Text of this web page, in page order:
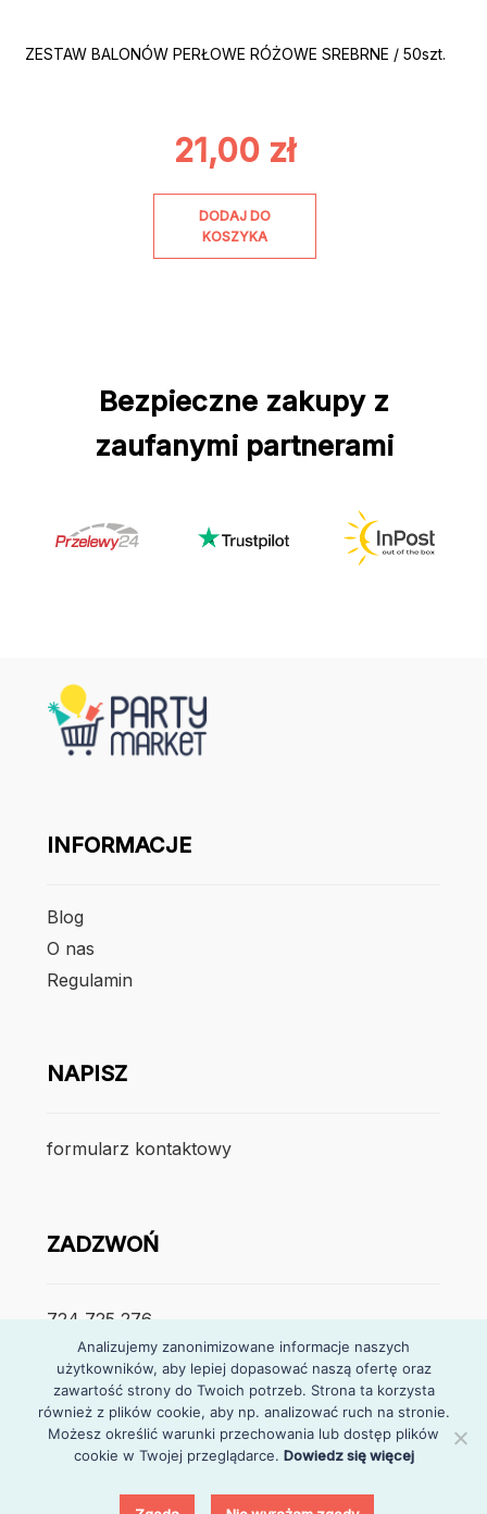
ZESTAW BALONÓW PERŁOWE RÓŻOWE SREBRNE / 50szt.
21,00 zł
DODAJ DO
KOSZYKA
Bezpieczne zakupy z
zaufanymi partnerami
INFORMACJE
Blog
O nas
Regulamin
NAPISZ
formularz kontaktowy
ZADZWOŃ
724 725 276
poniedzialek – piątek
7:30 – 15:30
Analizujemy zanonimizowane informacje naszych
użytkowników, aby lepiej dopasować naszą ofertę oraz
zawartość strony do Twoich potrzeb. Strona ta korzysta
również z plików cookie, aby np. analizować ruch na stronie.
Możesz określić warunki przechowania lub dostęp plików
cookie w Twojej przeglądarce. Dowiedz się więcej